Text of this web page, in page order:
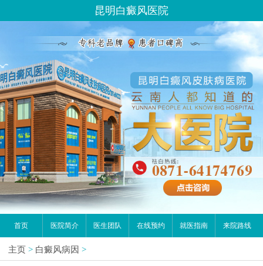
昆明白癜风医院
首页 医院简介 医生团队 在线预约 就医指南 来院路线
主页 > 白癜风病因 >